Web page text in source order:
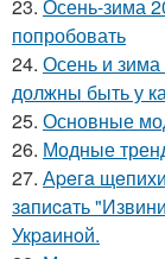
23. Осень-зима
попробовать
24. Осень и
должны быть у
25. Основные
26. Модные
27. Аpeгa
зaпиcaть
Укpaинoй.